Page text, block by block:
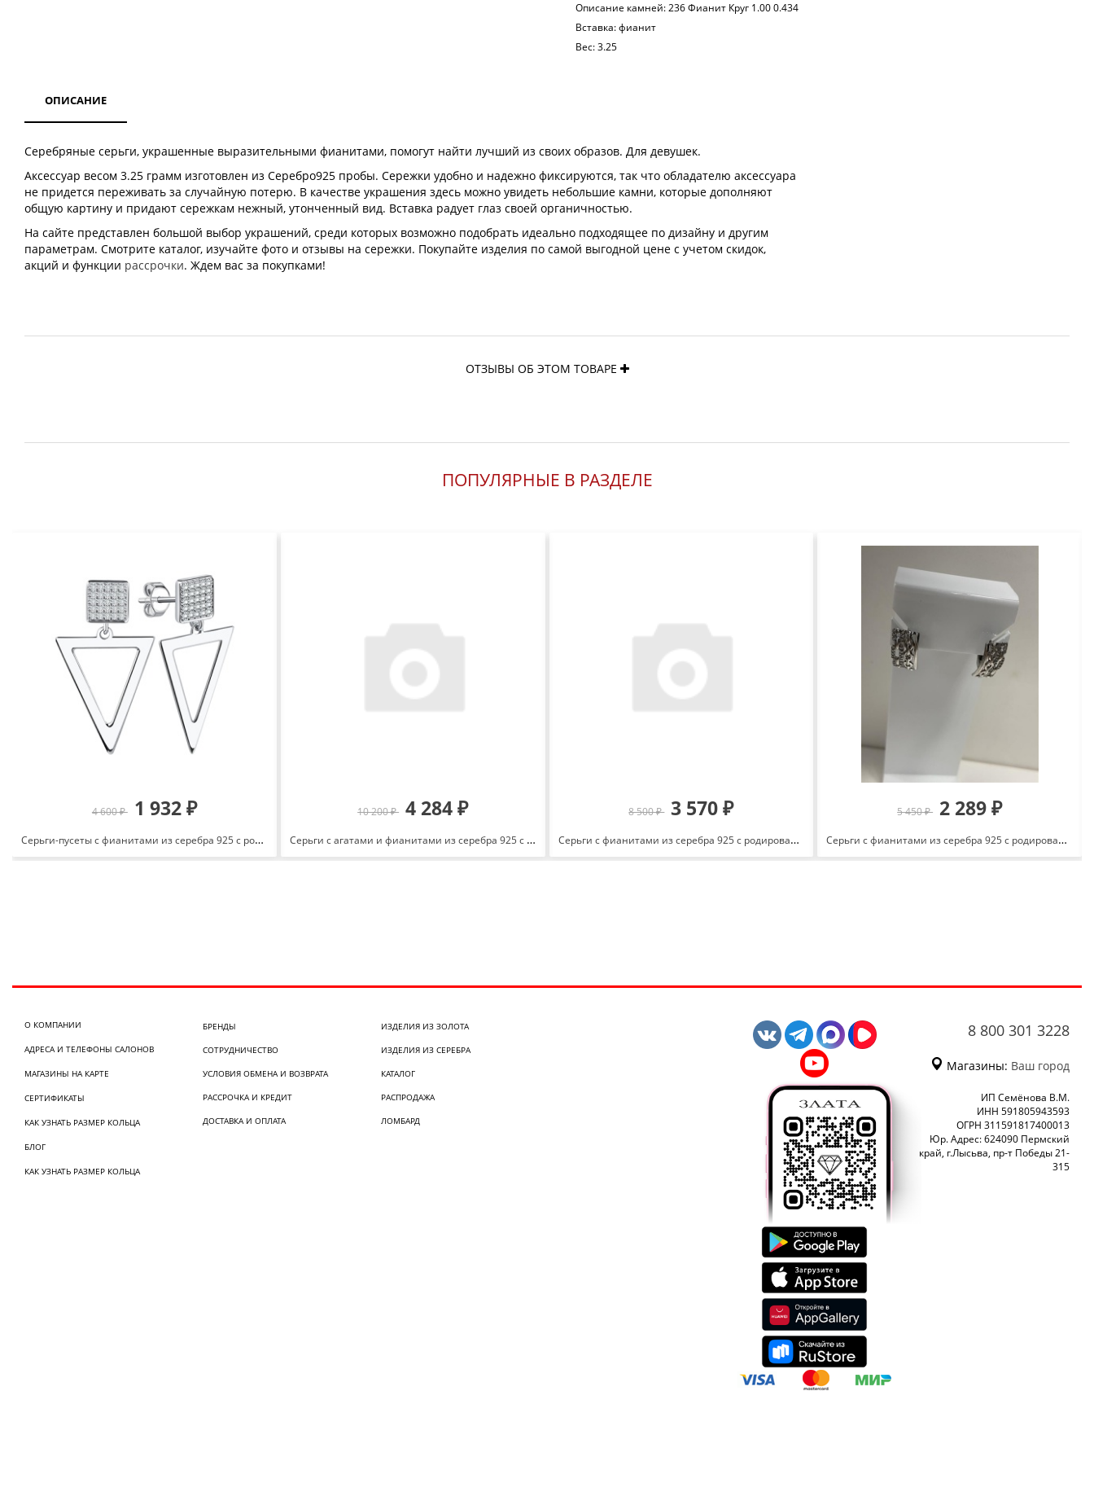
Описание камней:236 Фианит Круг 1.00 0.434
Вставка:фианит
Вес:3.25
ОПИСАНИЕ
Серебряные серьги, украшенные выразительными фианитами, помогут найти лучший из своих образов. Для девушек.
Аксессуар весом 3.25 грамм изготовлен из Серебро925 пробы. Сережки удобно и надежно фиксируются, так что обладателю аксессуара
не придется переживать за случайную потерю. В качестве украшения здесь можно увидеть небольшие камни, которые дополняют
общую картину и придают сережкам нежный, утонченный вид. Вставка радует глаз своей органичностью.
На сайте представлен большой выбор украшений, среди которых возможно подобрать идеально подходящее по дизайну и другим
параметрам. Смотрите каталог, изучайте фото и отзывы на сережки. Покупайте изделия по самой выгодной цене с учетом скидок,
акций и функции рассрочки. Ждем вас за покупками!
ОТЗЫВЫ ОБ ЭТОМ ТОВАРЕ
ПОПУЛЯРНЫЕ В РАЗДЕЛЕ
4 600 ₽ 1 932 ₽
Серьги-пусеты с фианитами из серебра 925 с родированием 12-72-0001-11786
10 200 ₽ 4 284 ₽
Серьги с агатами и фианитами из серебра 925 с родированием С-3737рб64200
8 500 ₽ 3 570 ₽
Серьги с фианитами из серебра 925 с родированием С-4818-Р
5 450 ₽ 2 289 ₽
Серьги с фианитами из серебра 925 с родированием с1204227
О КОМПАНИИ
АДРЕСА И ТЕЛЕФОНЫ САЛОНОВ
МАГАЗИНЫ НА КАРТЕ
СЕРТИФИКАТЫ
КАК УЗНАТЬ РАЗМЕР КОЛЬЦА
БЛОГ
КАК УЗНАТЬ РАЗМЕР КОЛЬЦА
БРЕНДЫ
СОТРУДНИЧЕСТВО
УСЛОВИЯ ОБМЕНА И ВОЗВРАТА
РАССРОЧКА И КРЕДИТ
ДОСТАВКА И ОПЛАТА
ИЗДЕЛИЯ ИЗ ЗОЛОТА
ИЗДЕЛИЯ ИЗ СЕРЕБРА
КАТАЛОГ
РАСПРОДАЖА
ЛОМБАРД
8 800 301 3228
Магазины: Ваш город
ИП Семёнова В.М.
ИНН 591805943593
ОГРН 311591817400013
Юр. Адрес: 624090 Пермский
край, г.Лысьва, пр-т Победы 21-
315